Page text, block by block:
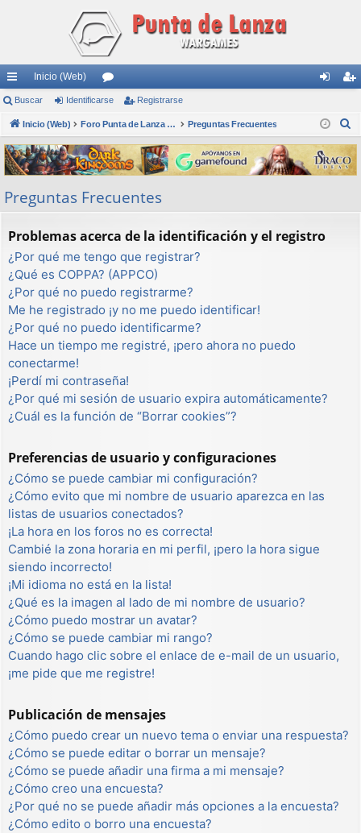
nl
ac
es
rá
pi
Inicio (Web)
or
os nti
fic
ar
ist
ra
rs
Buscar Identificarse Registrarse
Inicio (Web) Foro Punta de Lanza Wargames Preguntas Frecuentes
s
c
r
Preguntas Frecuentes
Problemas acerca de la identificación y el registro
¿Por qué me tengo que registrar?
¿Qué es COPPA? (APPCO)
¿Por qué no puedo registrarme?
Me he registrado ¡y no me puedo identificar!
¿Por qué no puedo identificarme?
Hace un tiempo me registré, ¡pero ahora no puedo
conectarme!
¡Perdí mi contraseña!
¿Por qué mi sesión de usuario expira automáticamente?
¿Cuál es la función de “Borrar cookies”?
Preferencias de usuario y configuraciones
¿Cómo se puede cambiar mi configuración?
¿Cómo evito que mi nombre de usuario aparezca en las
listas de usuarios conectados?
¡La hora en los foros no es correcta!
Cambié la zona horaria en mi perfil, ¡pero la hora sigue
siendo incorrecto!
¡Mi idioma no está en la lista!
¿Qué es la imagen al lado de mi nombre de usuario?
¿Cómo puedo mostrar un avatar?
¿Cómo se puede cambiar mi rango?
Cuando hago clic sobre el enlace de e-mail de un usuario,
¡me pide que me registre!
Publicación de mensajes
¿Cómo puedo crear un nuevo tema o enviar una respuesta?
¿Cómo se puede editar o borrar un mensaje?
¿Cómo se puede añadir una firma a mi mensaje?
¿Cómo creo una encuesta?
¿Por qué no se puede añadir más opciones a la encuesta?
¿Cómo edito o borro una encuesta?